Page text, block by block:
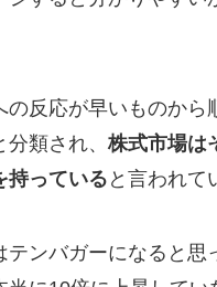
の反応が早いものから
類され、 株式市場は
持っている と言われて
テンバガーになると思